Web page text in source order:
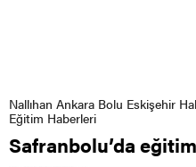
Nallıhan Ankara Bolu Eskişehir
Eğitim Haberleri
Safranbolu’da